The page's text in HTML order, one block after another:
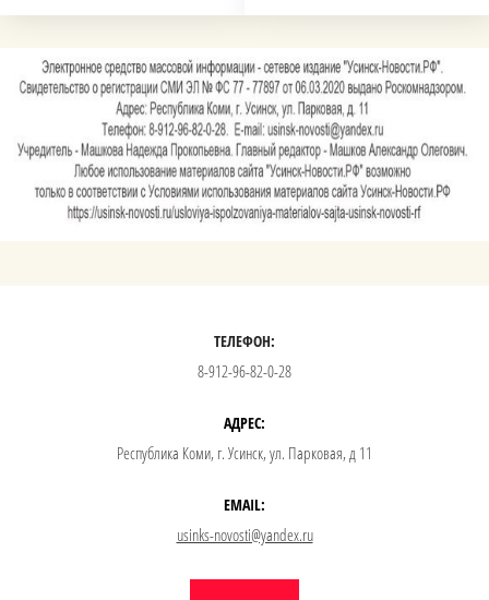
ТЕЛЕФОН:
8-912-96-82-0-28
АДРЕС:
Республика Коми, г. Усинск, ул. Парковая, д 11
EMAIL:
usinks-novosti@yandex.ru